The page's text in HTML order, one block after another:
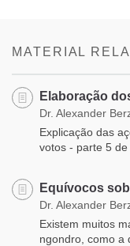
MATERIAL
Elaboração
Dr. Alexander
Explicação das
votos - parte 5 de
Equívocos
Dr. Alexander
Existem muitos
ngondro, como a